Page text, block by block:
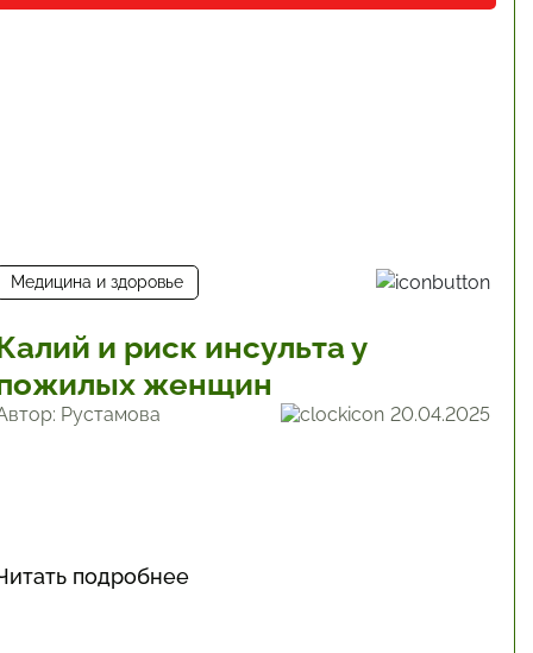
Медицина и здоровье
и риск инсульта у
женщин
Рустамова 20.04.2025
подробнее